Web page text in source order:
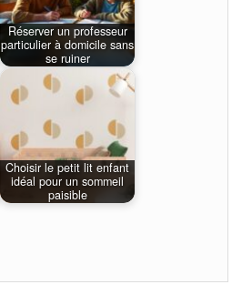
Réserver un professeur
particulier à domicile sans
se ruiner
Choisir le petit lit enfant
idéal pour un sommeil
paisible